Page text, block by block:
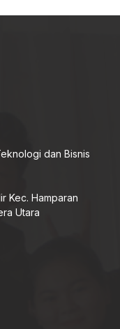
dan Bisnis
Kec. Hamparan
Utara